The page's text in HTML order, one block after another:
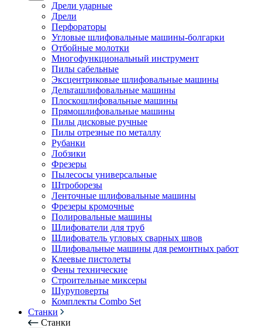
Дрели ударные
Дрели
Перфораторы
Угловые шлифовальные машины-болгарки
Отбойные молотки
Многофункциональный инструмент
Пилы сабельные
Эксцентриковые шлифовальные машины
Дельташлифовальные машины
Плоскошлифовальные машины
Прямошлифовальные машины
Пилы дисковые ручные
Пилы отрезные по металлу
Рубанки
Лобзики
Фрезеры
Пылесосы универсальные
Штроборезы
Ленточные шлифовальные машины
Фрезеры кромочные
Полировальные машины
Шлифователи для труб
Шлифователь угловых сварных швов
Шлифовальные машины для ремонтных работ
Клеевые пистолеты
Фены технические
Строительные миксеры
Шуруповерты
Комплекты Combo Set
Станки
Станки